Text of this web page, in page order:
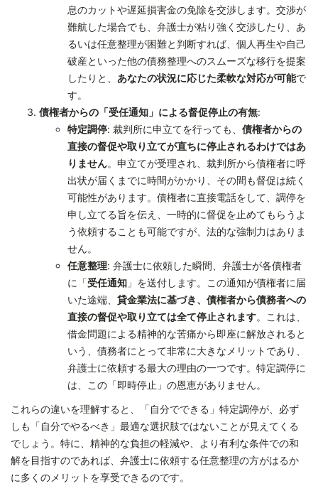
息のカットや遅延損害金の免除を交渉します。交渉が
難航した場合でも、弁護士が粘り強く交渉したり、あ
るいは任意整理が困難と判断すれば、個人再生や自己
破産といった他の債務整理へのスムーズな移行を提案
したりと、 あなたの状況に応じた柔軟な対応が可能で
す。
債権者からの「受任通知」による督促停止の有無:
特定調停: 裁判所に申立てを行っても、 債権者からの
直接の督促や取り立てが直ちに停止されるわけではあ
りません。申立てが受理され、裁判所から債権者に呼
出状が届くまでに時間がかかり、その間も督促は続く
可能性があります。債権者に直接電話をして、調停を
申し立てる旨を伝え、一時的に督促を止めてもらうよ
う依頼することも可能ですが、法的な強制力はありま
せん。
任意整理: 弁護士に依頼した瞬間、弁護士が各債権者
に「受任通知 」を送付します。この通知が債権者に届
いた途端、 貸金業法に基づき、債権者から債務者への
直接の督促や取り立ては全て停止されます。これは、
借金問題による精神的な苦痛から即座に解放されると
いう、債務者にとって非常に大きなメリットであり、
弁護士に依頼する最大の理由の一つです。特定調停に
は、この「即時停止」の恩恵がありません。
これらの違いを理解すると、「自分でできる」特定調停が、必ず
しも「自分でやるべき」最適な選択肢ではないことが見えてくる
でしょう。特に、精神的な負担の軽減や、より有利な条件での和
解を目指すのであれば、弁護士に依頼する任意整理の方がはるか
に多くのメリットを享受できるのです。